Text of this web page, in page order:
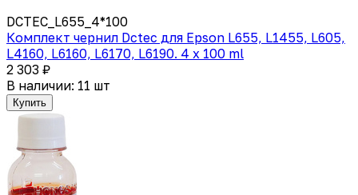
DCTEC_L655_4*100
Комплект чернил Dctec для Epson L655, L1455, L605,
L4160, L6160, L6170, L6190. 4 x 100 ml
2 303 ₽
В наличии: 11 шт
Купить